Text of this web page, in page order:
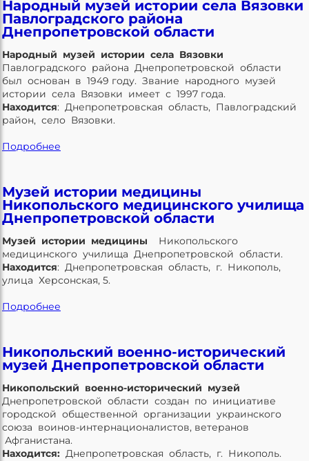
Народный музей истории села Вязовки
Павлоградского района
Днепропетровской области
Народный музей истории села Вязовки
Павлоградского района Днепропетровской области
был основан в 1949 году. Звание народного музей
истории села Вязовки имеет с 1997 года.
Находится: Днепропетровская область, Павлоградский
район, село Вязовки.
Подробнее
Музей истории медицины
Никопольского медицинского училища
Днепропетровской области
Музей истории медицины Никопольского
медицинского училища Днепропетровской области.
Находится: Днепропетровская область, г. Никополь,
улица Херсонская, 5.
Подробнее
Никопольский военно-исторический
музей Днепропетровской области
Никопольский военно-исторический музей
Днепропетровской области создан по инициативе
городской общественной организации украинского
союза воинов-интернационалистов, ветеранов
Афганистана.
Находится: Днепропетровская область, г. Никополь.